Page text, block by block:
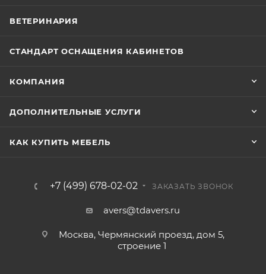
ВЕТЕРИНАРИЯ
СТАНДАРТ ОСНАЩЕНИЯ КАБИНЕТОВ
КОМПАНИЯ
ДОПОЛНИТЕЛЬНЫЕ УСЛУГИ
КАК КУПИТЬ МЕБЕЛЬ
+7 (499) 678-02-02 ЗАКАЗАТЬ ЗВОНОК
avers@tdavers.ru
Москва, Чермянский проезд, дом 5,
строение 1